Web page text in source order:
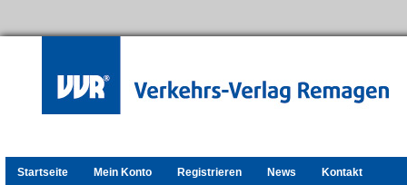
Startseite Mein Konto Registrieren News Kontakt